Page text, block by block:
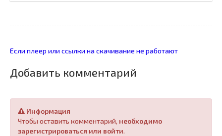
Если плеер или ссылки на скачивание не работают
Добавить комментарий
Информация
Чтобы оставить комментарий, необходимо
зарегистрироваться или войти.